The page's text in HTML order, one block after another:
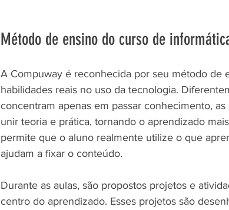
Método de ensino do curso de
A Compuway é reconhecida por seu método de
habilidades reais no uso da tecnologia.
concentram apenas em passar conhecimento,
unir teoria e prática, tornando o aprendizado
permite que o aluno realmente utilize o que
ajudam a fixar o conteúdo.
Durante as aulas, são propostos projetos e
centro do aprendizado. Esses projetos são